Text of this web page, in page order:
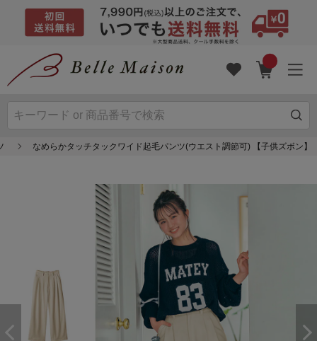
なめらかタッチタックワイド起毛パンツ(ウエスト調節可) 【子供ズボン】